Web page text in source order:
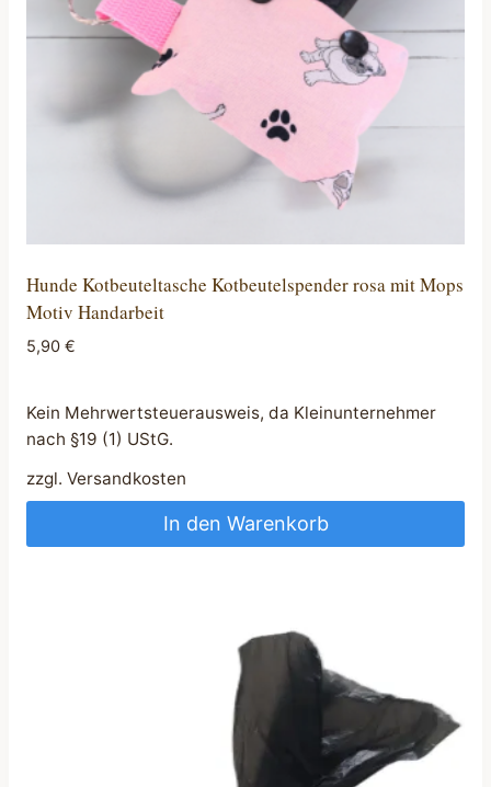
Hunde Kotbeuteltasche Kotbeutelspender rosa mit Mops
Motiv Handarbeit
5,90 €
Kein Mehrwertsteuerausweis, da Kleinunternehmer
nach §19 (1) UStG.
zzgl. Versandkosten
In den Warenkorb